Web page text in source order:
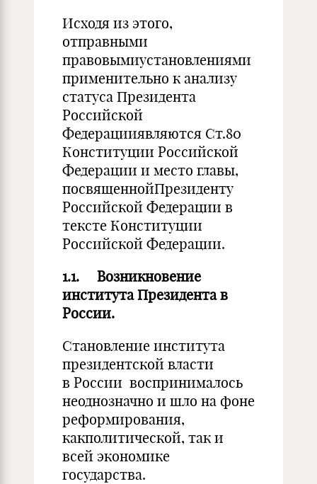
Исходя из этого,
отправными
правовымиустановлениями
применительно к анализу
статуса Президента
Российской
Федерацииявляются Ст.80
Конституции Российской
Федерации и место главы,
посвященнойПрезиденту
Российской Федерации в
тексте Конституции
Российской Федерации.
1.1. Возникновение
института Президента в
России.
Становление института
президентской власти
в России воспринималось
неоднозначно и шло на фоне
реформирования,
какполитической, так и
всей экономике
государства.